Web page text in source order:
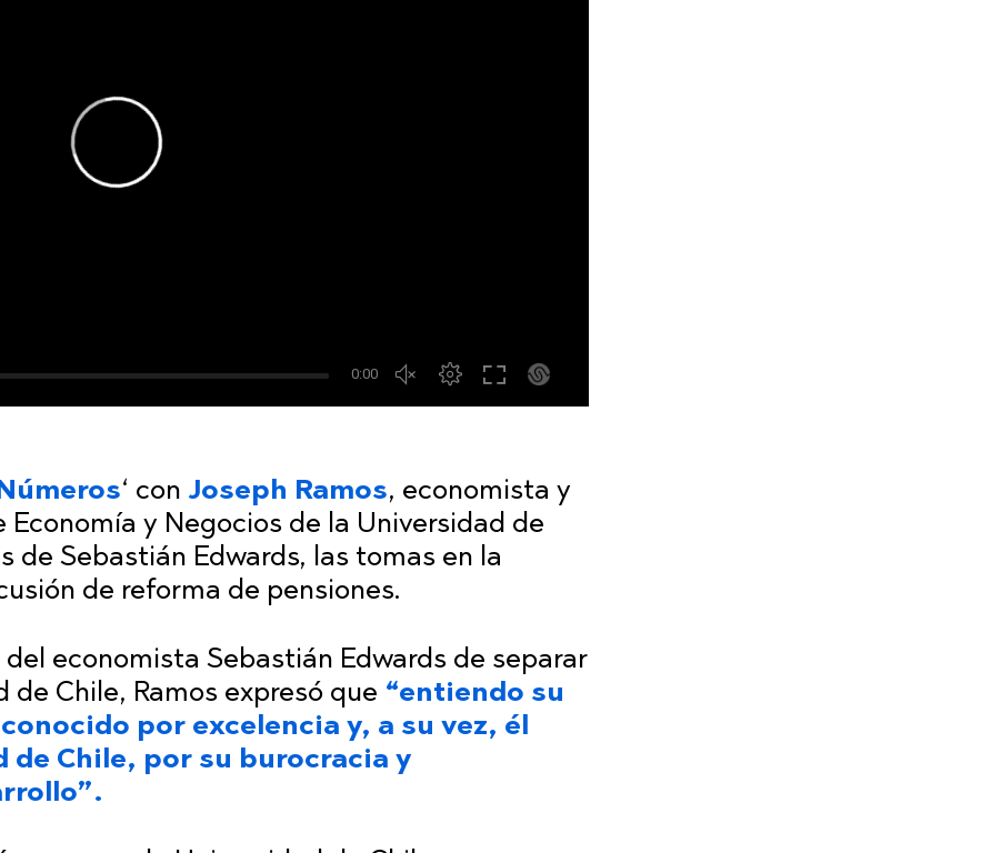
‘ con Joseph Ramos, economista y
y Negocios de la Universidad de
de Sebastián Edwards, las tomas en la
de reforma de pensiones.
economista Sebastián Edwards de separar
Chile, Ramos expresó que “entiendo su
por excelencia y, a su vez, él
de Chile, por su burocracia y